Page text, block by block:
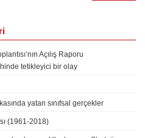
Açılış Raporu
tetikleyici bir olay
yatan sınıfsal gerçekler
(1961-2018)